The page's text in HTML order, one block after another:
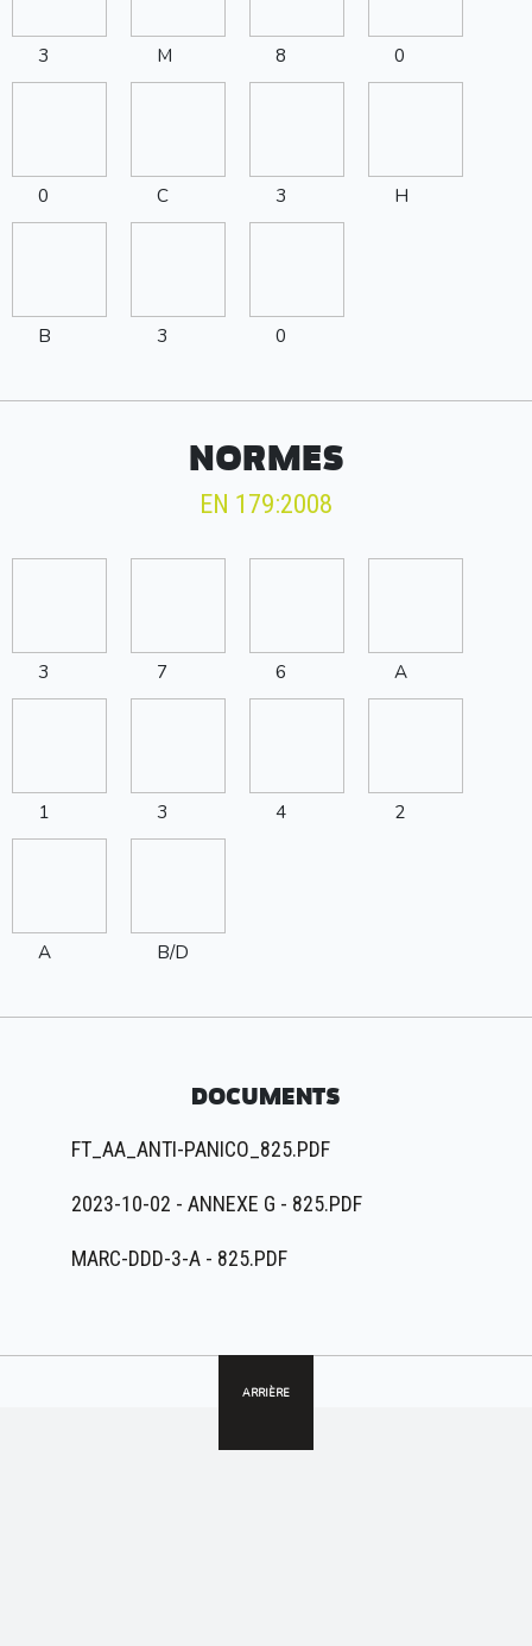
3 M 8 0
0 C 3 H
B 3 0
NORMES
EN 179:2008
3 7 6 A
1 3 4 2
A B/D
DOCUMENTS
FT_AA_ANTI-PANICO_825.PDF
2023-10-02 - ANNEXE G - 825.PDF
MARC-DDD-3-A - 825.PDF
ARRIÈRE